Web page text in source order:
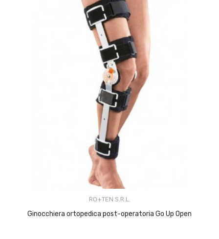
RO+TEN S.R.L.
Ginocchiera ortopedica post-operatoria Go Up Open